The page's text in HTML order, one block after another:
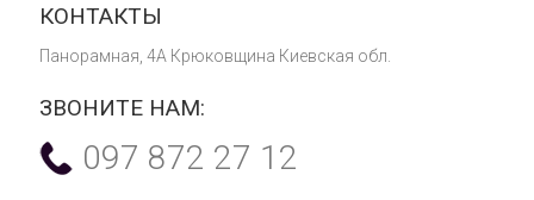
КОНТАКТЫ
Панорамная, 4А Крюковщина Киевская обл.
ЗВОНИТЕ НАМ:
097 872 27 12